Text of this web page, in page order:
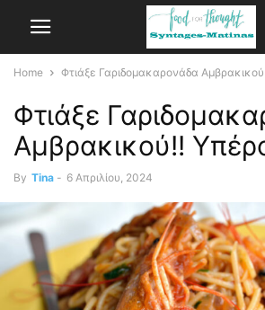
Home Φτιάξε Γαριδομακαρονάδα
Φτιάξε
Αμβρακικού!!
By Tina - 6 Απριλίου, 2024